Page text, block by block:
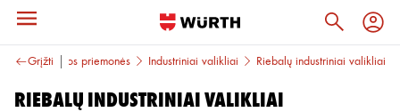
Grįžti
ir higienos priemonės Industriniai valikliai Riebalų industriniai valikliai
Riebalų industriniai valikliai